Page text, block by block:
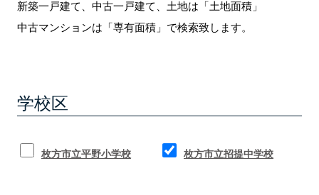
新築一戸建て、中古一戸建て、土地は「土地面積」
中古マンションは「専有面積」で検索致します。
学校区
枚方市立平野小学校 枚方市立招提中学校